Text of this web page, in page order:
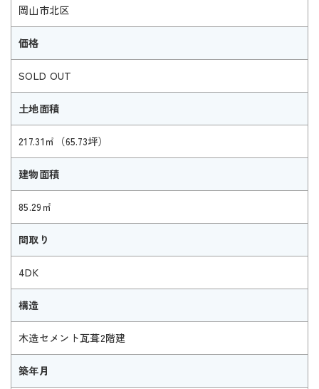
岡山市北区
価格
SOLD OUT
土地面積
217.31㎡（65.73坪）
建物面積
85.29㎡
間取り
4DK
構造
木造セメント瓦葺2階建
築年月